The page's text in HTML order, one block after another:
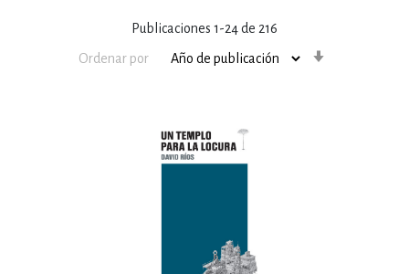
Publicaciones 1-24de 216
Ordenar por